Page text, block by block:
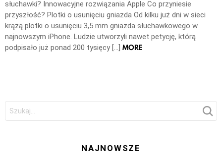
słuchawki? Innowacyjne rozwiązania Apple Co przyniesie
przyszłość? Plotki o usunięciu gniazda Od kilku już dni w sieci
krążą plotki o usunięciu 3,5 mm gniazda słuchawkowego w
najnowszym iPhone. Ludzie utworzyli nawet petycję, którą
podpisało już ponad 200 tysięcy […] MORE
Szukaj:
NAJNOWSZE